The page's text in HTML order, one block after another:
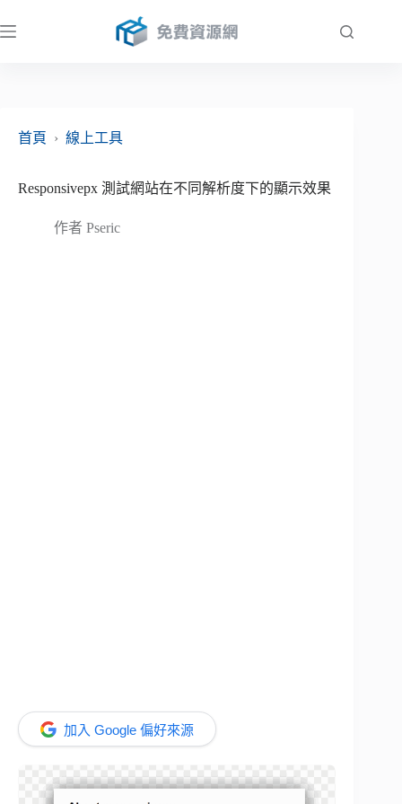
至
首頁
› 線上工具
Responsivepx 測試網站在不同解析度下的顯示效果
作者 Pseric
加入 Google 偏好來源